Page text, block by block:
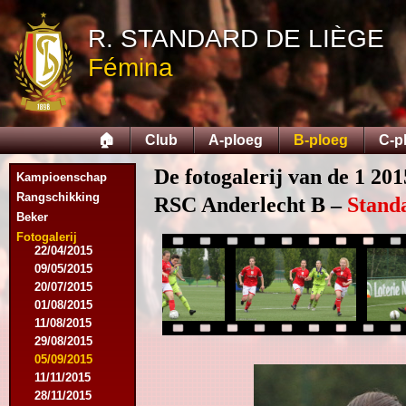
R. STANDARD DE LIÈGE
Fémina
🏠 Club A-ploeg B-ploeg C-
Kampioenschap
Rangschikking
Beker
Fotogalerij
13/08/2014
06/09/2014
27/09/2014
25/10/2014
11/11/2014
15/11/2014
29/11/2014
06/12/2014
20/12/2014
17/01/2015
14/02/2015
21/02/2015
18/04/2015
22/04/2015
09/05/2015
20/07/2015
01/08/2015
11/08/2015
29/08/2015
05/09/2015
11/11/2015
28/11/2015
De fotogalerij van de 1
RSC Anderlecht B –